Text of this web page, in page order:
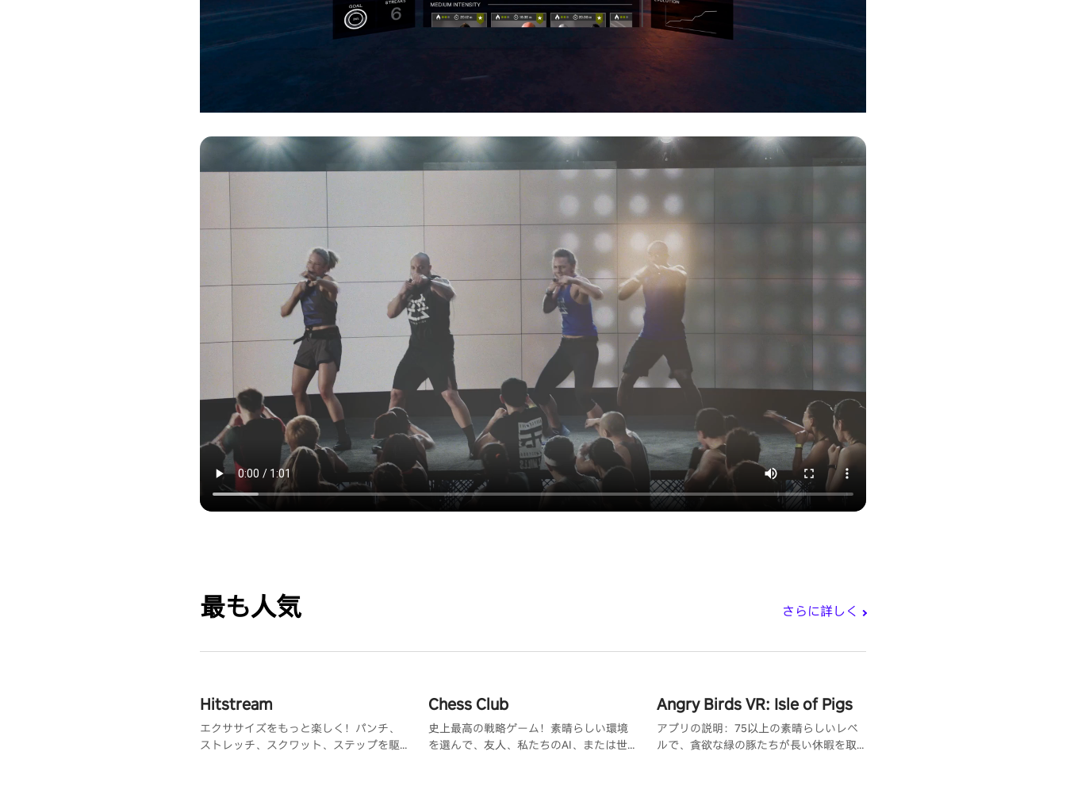
最も人気 さらに詳しく
Hitstream
エクササイズをもっと楽しく！パンチ、
ストレッチ、スクワット、ステップを駆
Chess Club
史上最高の戦略ゲーム！素晴らしい環境
を選んで、友人、私たちのAI、または世
Angry Birds VR: Isle of Pigs
アプリの説明：75以上の素晴らしいレベ
ルで、貪欲な緑の豚たちが長い休暇を取